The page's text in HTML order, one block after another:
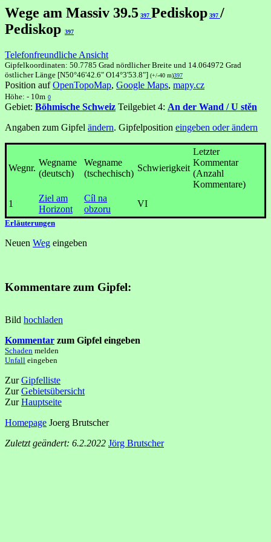
Wege am Massiv 39.5 397 Pediskop 397 /
Pediskop 397
Telefonfreundliche Ansicht
Gipfelkoordinaten: 50.7785 Grad nördlicher Breite und 14.064972 Grad
östlicher Länge [N50°46'42.6" O14°3'53.8"] (+/-40 m)397
Position aufOpenTopoMap, Google Maps, mapy.cz
Höhe: - 10m 0
Gebiet: Böhmische Schweiz Teilgebiet 4: An der Wand / U stěn
Angaben zum Gipfel ändern. Gipfelposition eingeben oder ändern
Wegnr.
Wegname
(deutsch)
Wegname
(tschechisch)
Schwierigkeit
Letzter
Kommentar
(Anzahl
Kommentare)
1
Ziel am
Horizont
Cíl na
obzoru
VI
Erläuterungen
Neuen Weg eingeben
Kommentare zum Gipfel:
Bild hochladen
Kommentar zum Gipfel eingeben
Schaden melden
Unfall eingeben
ZurGipfelliste
ZurGebietsübersicht
ZurHauptseite
Homepage Joerg Brutscher
Zuletzt geändert: 6.2.2022 Jörg Brutscher